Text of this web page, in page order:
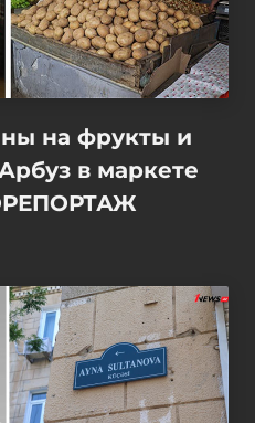
на фрукты и
в маркете